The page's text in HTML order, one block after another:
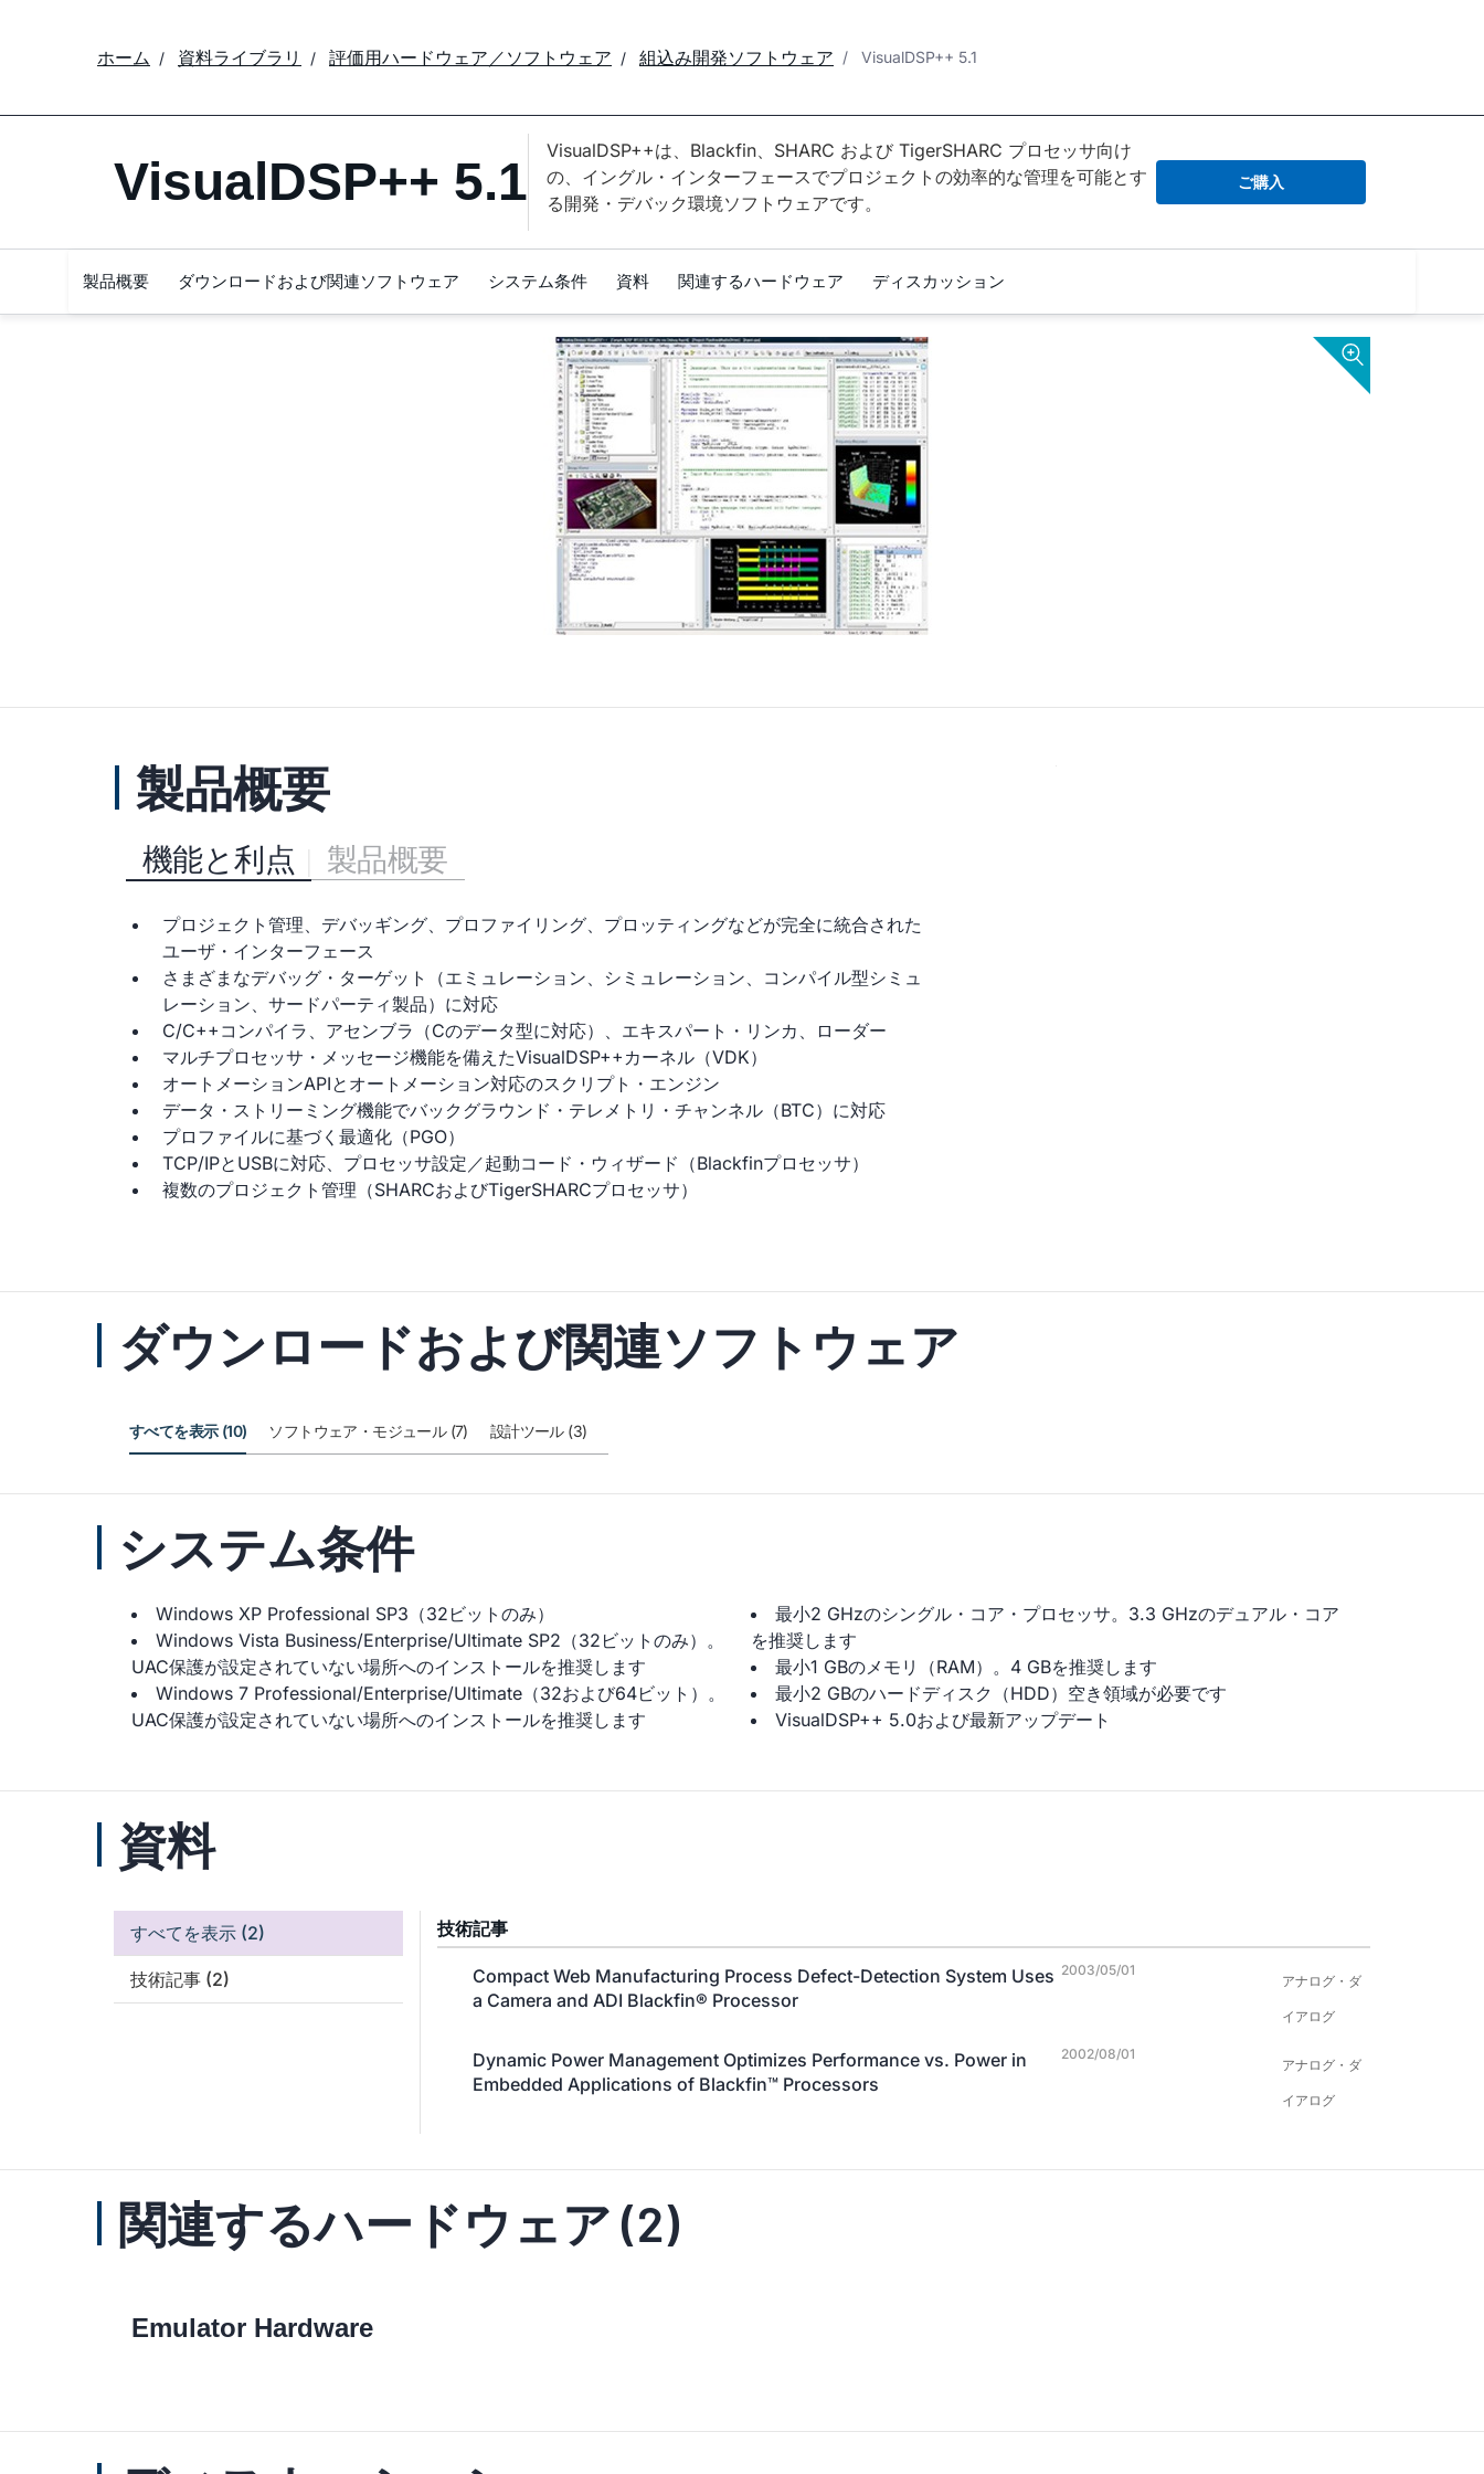
ホーム 資料ライブラリ 評価用ハードウェア／ソフトウェア 組込み開発ソフトウェア VisualDSP++ 5.1
VisualDSP++ 5.1
VisualDSP++は、Blackfin、SHARC および TigerSHARC プロセッサ向け
の、イングル・インターフェースでプロジェクトの効率的な管理を可能とす
る開発・デバック環境ソフトウェアです。
ご購入
製品概要 ダウンロードおよび関連ソフトウェア システム条件 資料 関連するハードウェア ディスカッション
製品概要
機能と利点 製品概要
プロジェクト管理、デバッギング、プロファイリング、プロッティングなどが完全に統合された
ユーザ・インターフェース
さまざまなデバッグ・ターゲット（エミュレーション、シミュレーション、コンパイル型シミュ
レーション、サードパーティ製品）に対応
C/C++コンパイラ、アセンブラ（Cのデータ型に対応）、エキスパート・リンカ、ローダー
マルチプロセッサ・メッセージ機能を備えたVisualDSP++カーネル（VDK）
オートメーションAPIとオートメーション対応のスクリプト・エンジン
データ・ストリーミング機能でバックグラウンド・テレメトリ・チャンネル（BTC）に対応
プロファイルに基づく最適化（PGO）
TCP/IPとUSBに対応、プロセッサ設定／起動コード・ウィザード（Blackfinプロセッサ）
複数のプロジェクト管理（SHARCおよびTigerSHARCプロセッサ）
ダウンロードおよび関連ソフトウェア
すべてを表示 (10) ソフトウェア・モジュール (7) 設計ツール (3)
システム条件
Windows XP Professional SP3（32ビットのみ）
Windows Vista Business/Enterprise/Ultimate SP2（32ビットのみ）。
UAC保護が設定されていない場所へのインストールを推奨します
Windows 7 Professional/Enterprise/Ultimate（32および64ビット）。
UAC保護が設定されていない場所へのインストールを推奨します
最小2 GHzのシングル・コア・プロセッサ。3.3 GHzのデュアル・コア
を推奨します
最小1 GBのメモリ（RAM）。4 GBを推奨します
最小2 GBのハードディスク（HDD）空き領域が必要です
VisualDSP++ 5.0および最新アップデート
資料
すべてを表示 (2)
技術記事 (2)
技術記事
Compact Web Manufacturing Process Defect-Detection System Uses
a Camera and ADI Blackfin® Processor
2003/05/01
アナログ・ダ
イアログ
Dynamic Power Management Optimizes Performance vs. Power in
Embedded Applications of Blackfin™ Processors
2002/08/01
アナログ・ダ
イアログ
関連するハードウェア (2)
Emulator Hardware